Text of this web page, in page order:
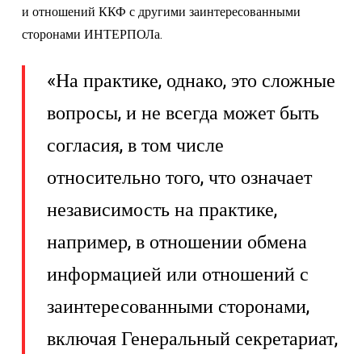
и отношений ККФ с другими заинтересованными
сторонами ИНТЕРПОЛа.
«На практике, однако, это сложные
вопросы, и не всегда может быть
согласия, в том числе
относительно того, что означает
независимость на практике,
например, в отношении обмена
информацией или отношений с
заинтересованными сторонами,
включая Генеральный секретариат,